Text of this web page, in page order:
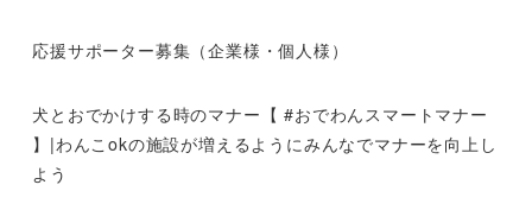
応援サポーター募集（企業様・個人様）
犬とおでかけする時のマナー【 #おでわんスマートマナー
】|わんこokの施設が増えるようにみんなでマナーを向上し
よう